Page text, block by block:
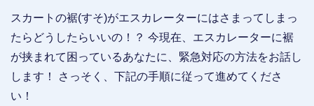
スカートの裾(すそ)がエスカレーターにはさまってしまっ
たらどうしたらいいの！？ 今現在、エスカレーターに裾
が挟まれて困っているあなたに、緊急対応の方法をお話し
します！ さっそく、下記の手順に従って進めてくださ
い！